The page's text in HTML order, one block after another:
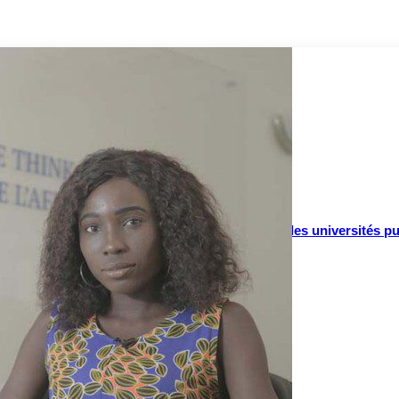
et lutte contre l’impunité
en Afrique de l’Ouest
: la parole aux enseignants-chercheurs des universités